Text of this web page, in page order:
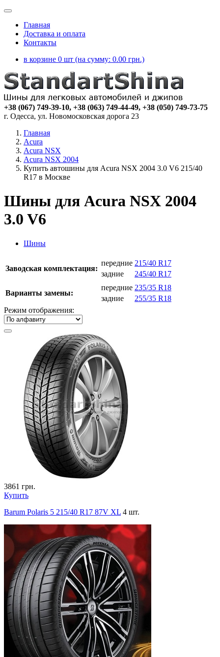
Главная
Доставка и оплата
Контакты
в корзине 0 шт (на сумму: 0.00 грн.)
+38 (067) 749-39-10, +38 (063) 749-44-49, +38 (050) 749-73-75
г. Одесса, ул. Новомосковская дорога 23
Главная
Acura
Acura NSX
Acura NSX 2004
Купить автошины для Acura NSX 2004 3.0 V6 215/40
R17 в Москве
Шины для Acura NSX 2004
3.0 V6
Шины
Заводская комплектация:
передние 215/40 R17
задние
245/40 R17
Варианты замены:
передние 235/35 R18
задние
255/35 R18
Режим отображения:
3861 грн.
Купить
Barum Polaris 5 215/40 R17 87V XL 4 шт.